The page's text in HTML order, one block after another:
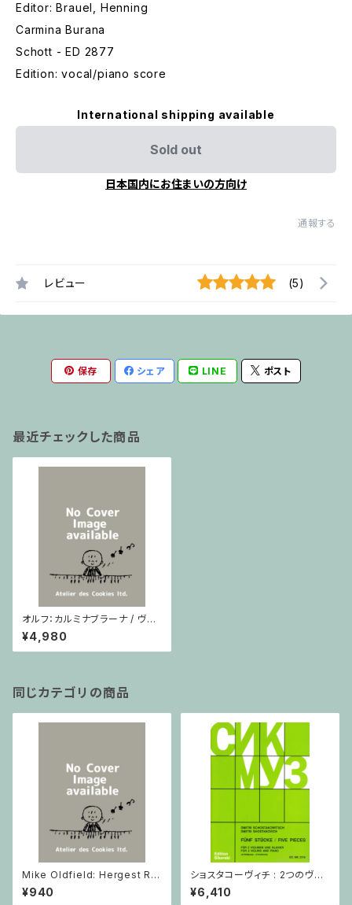
Editor: Brauel, Henning
Carmina Burana
Schott - ED 2877
Edition: vocal/piano score
International shipping available
Sold out
日本国内にお住まいの方向け
通報する
レビュー (5)
保存 シェア LINE ポスト
最近チェックした商品
オルフ：カルミナブラーナ / ヴォ
ーカルスコア
¥4,980
同じカテゴリの商品
Mike Oldfield: Hergest Rid
ge / ピアノ
¥940
ショスタコーヴィチ : 2つのヴァ
イオリンとピアノのための 5つの
小品 / ヴァイオリン2とピアノ
¥6,410